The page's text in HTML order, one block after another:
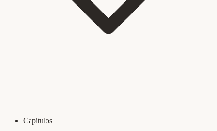
Capítulos